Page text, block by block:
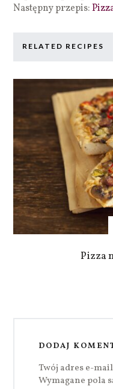
Następny przepis:
RELATED RECIPES
Pizza
DODAJ
Twój adres e-
Wymagane pola